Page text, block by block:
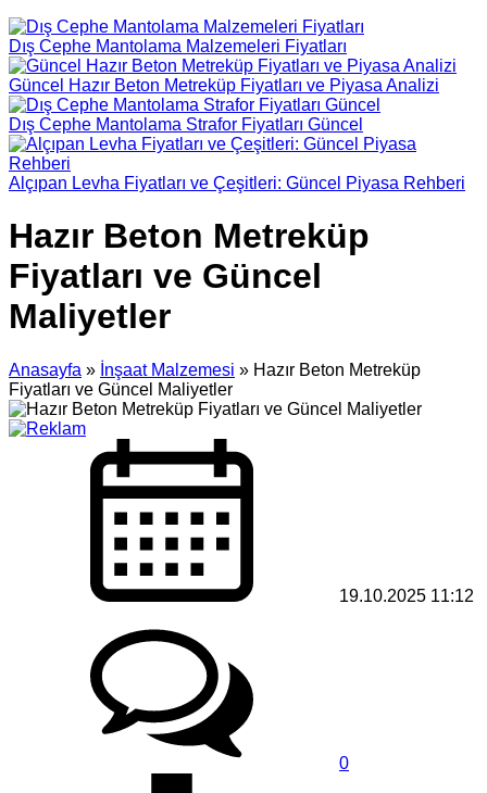
Dış Cephe Mantolama Malzemeleri Fiyatları
Güncel Hazır Beton Metreküp Fiyatları ve Piyasa Analizi
Dış Cephe Mantolama Strafor Fiyatları Güncel
Alçıpan Levha Fiyatları ve Çeşitleri: Güncel Piyasa Rehberi
Hazır Beton Metreküp
Fiyatları ve Güncel
Maliyetler
Anasayfa » İnşaat Malzemesi » Hazır Beton Metreküp
Fiyatları ve Güncel Maliyetler
19.10.2025 11:12
0